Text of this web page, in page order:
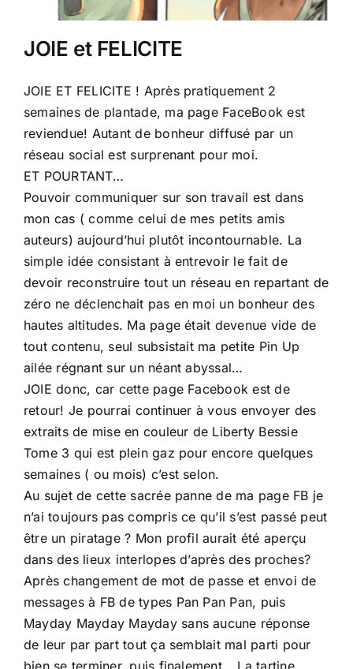
JOIE et FELICITE
JOIE ET FELICITE ! Après pratiquement 2
semaines de plantade, ma page FaceBook est
reviendue! Autant de bonheur diffusé par un
réseau social est surprenant pour moi.
ET POURTANT…
Pouvoir communiquer sur son travail est dans
mon cas ( comme celui de mes petits amis
auteurs) aujourd’hui plutôt incontournable. La
simple idée consistant à entrevoir le fait de
devoir reconstruire tout un réseau en repartant de
zéro ne déclenchait pas en moi un bonheur des
hautes altitudes. Ma page était devenue vide de
tout contenu, seul subsistait ma petite Pin Up
ailée régnant sur un néant abyssal…
JOIE donc, car cette page Facebook est de
retour! Je pourrai continuer à vous envoyer des
extraits de mise en couleur de Liberty Bessie
Tome 3 qui est plein gaz pour encore quelques
semaines ( ou mois) c’est selon.
Au sujet de cette sacrée panne de ma page FB je
n’ai toujours pas compris ce qu’il s’est passé peut
être un piratage ? Mon profil aurait été aperçu
dans des lieux interlopes d’après des proches?
Après changement de mot de passe et envoi de
messages à FB de types Pan Pan Pan, puis
Mayday Mayday Mayday sans aucune réponse
de leur par part tout ça semblait mal parti pour
bien se terminer, puis finalement… La tartine